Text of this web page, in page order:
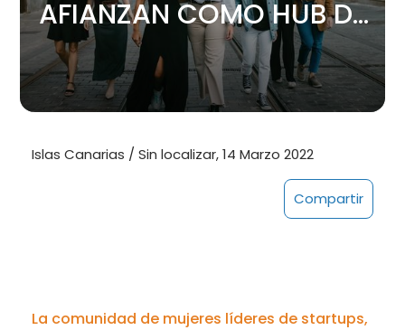
AFIANZAN COMO HUB DE
TALENTO DIGITAL
Islas Canarias / Sin localizar, 14 Marzo 2022
Compartir
La comunidad de mujeres líderes de startups,